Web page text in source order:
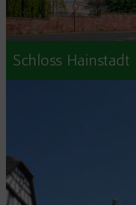
Schloss Hainstadt